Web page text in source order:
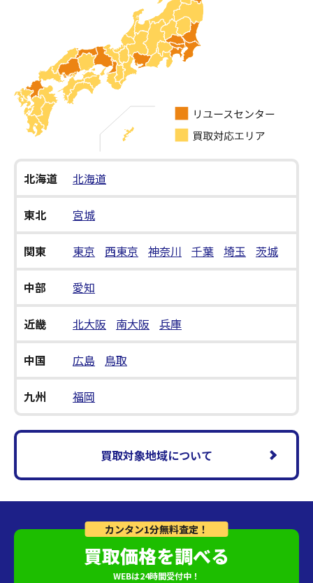
北海道 北海道
東北 宮城
関東 東京 西東京 神奈川 千葉 埼玉 茨城
中部 愛知
近畿 北大阪 南大阪 兵庫
中国 広島 鳥取
九州 福岡
買取対象地域について
カンタン1分無料査定！
買取価格を調べる
WEBは24時間受付中！